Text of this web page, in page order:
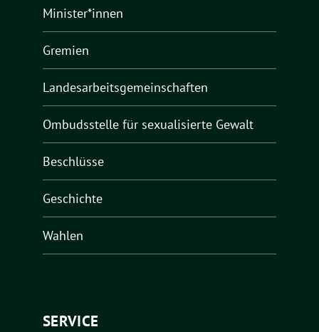
Minister*innen
Gremien
Landesarbeitsgemeinschaften
Ombudsstelle für sexualisierte Gewalt
Beschlüsse
Geschichte
Wahlen
SERVICE